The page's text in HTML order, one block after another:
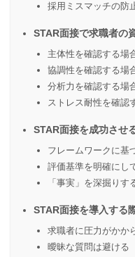
採用ミスマッチの防
STAR面接で求職者の
主体性を確認する場
協調性を確認する場
分析力を確認する場
ストレス耐性を確認
STAR面接を成功させ
フレームワークに基
評価基準を明確にし
「事実」を深掘りす
STAR面接を導入する
求職者に圧力がかか
曖昧な質問は避ける